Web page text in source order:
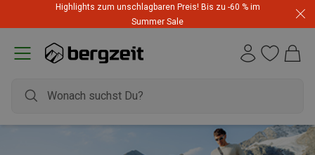
Highlights zum unschlagbaren Preis! Bis zu -60 % im
Summer Sale